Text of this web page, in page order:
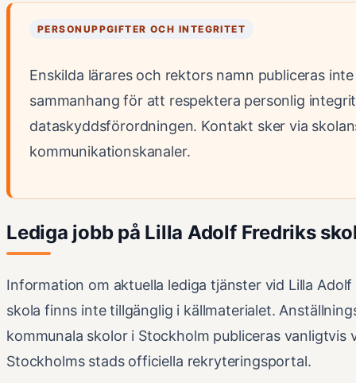
PERSONUPPGIFTER OCH INTEGRITET
Enskilda lärares och rektors namn publiceras
sammanhang för att respektera personlig
dataskyddsförordningen. Kontakt sker via
kommunikationskanaler.
Lediga jobb på Lilla Adolf Fredriks
Information om aktuella lediga tjänster vid Lilla Adolf
skola finns inte tillgänglig i källmaterialet.
kommunala skolor i Stockholm publiceras vanligtvis
Stockholms stads officiella rekryteringsportal.